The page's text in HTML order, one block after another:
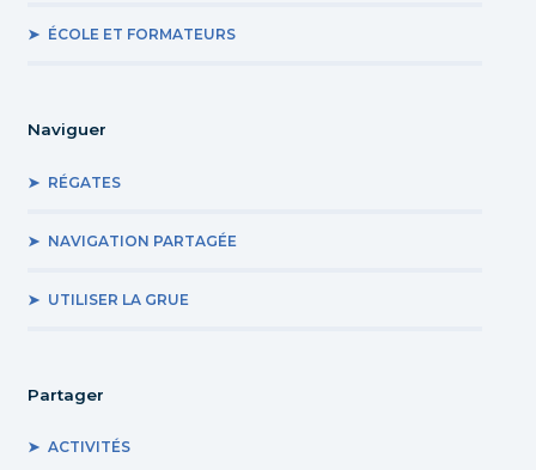
ÉCOLE ET FORMATEURS
Naviguer
RÉGATES
NAVIGATION PARTAGÉE
UTILISER LA GRUE
Partager
ACTIVITÉS